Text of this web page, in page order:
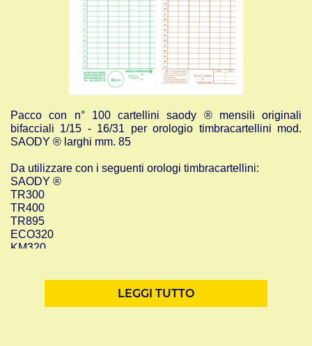
Pacco con n° 100 cartellini saody ® mensili originali
bifacciali 1/15 - 16/31 per orologio timbracartellini mod.
SAODY ® larghi mm. 85
Da utilizzare con i seguenti orologi timbracartellini:
SAODY ®
TR300
TR400
TR895
ECO320
KM320
LEGGI TUTTO